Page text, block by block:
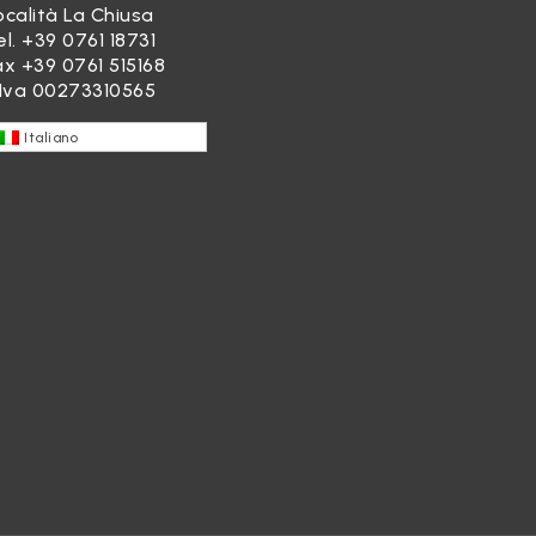
La Chiusa
+39 0761 18731
+39 0761 515168
00273310565
Italiano